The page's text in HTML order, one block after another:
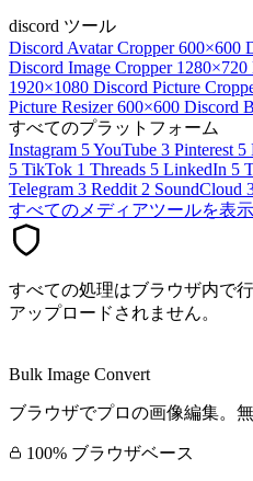
discord ツール
Discord Avatar Cropper 600×600
Discord Image Cropper 1280×720
1920×1080 Discord Picture
Picture Resizer 600×600 Discord
すべてのプラットフォーム
Instagram 5YouTube 3 Pinterest 5
5 TikTok 1 Threads 5 LinkedIn 5
Telegram 3 Reddit 2 SoundCloud
すべてのメディアツールを表示
すべての処理はブラウザ内で
アップロードされません。
Bulk Image Convert
ブラウザでプロの画像編集。
100% ブラウザベース